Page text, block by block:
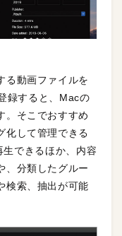
る動画ファイルを
録すると、Macの
。そこでおすすめ
化して管理できる
生できるほか、内容
、分類したグルー
検索、抽出が可能